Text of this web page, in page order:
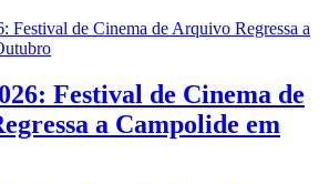
Festival de Cinema de
a Campolide em